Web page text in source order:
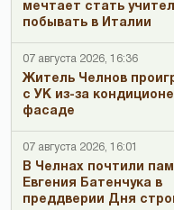
мечтает стать
побывать в Италии
07 августа 2026, 16:36
Житель Челнов
с УК из-за
фасаде
07 августа 2026, 16:01
В Челнах почтили
Евгения Батенчука в
преддверии Дня